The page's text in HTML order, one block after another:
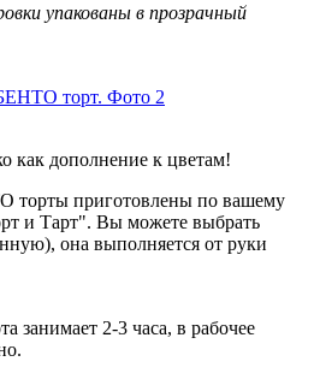
упакованы в прозрачный
как дополнение к цветам!
торты приготовлены по вашему
и Тарт". Вы можете выбрать
она выполняется от руки
занимает 2-3 часа, в рабочее